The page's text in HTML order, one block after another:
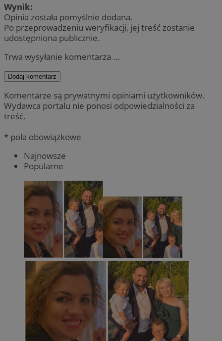
Wynik:
Opinia została pomyślnie dodana.
Po przeprowadzeniu weryfikacji, jej treść zostanie
udostępniona publicznie.
Trwa wysyłanie komentarza ...
Dodaj komentarz
Komentarze są prywatnymi opiniami użytkowników.
Wydawca portalu nie ponosi odpowiedzialności za
treść.
* pola obowiązkowe
Najnowsze
Popularne